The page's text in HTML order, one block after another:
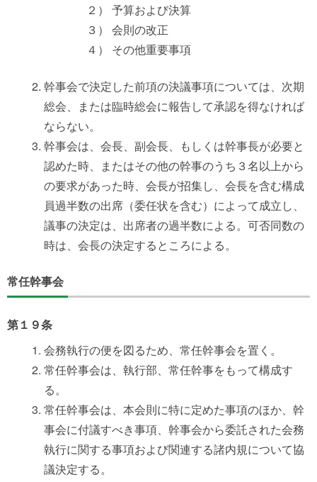
２） 予算および決算
３） 会則の改正
４） その他重要事項
幹事会で決定した前項の決議事項については、次期
総会、または臨時総会に報告して承認を得なければ
ならない。
幹事会は、会長、副会長、もしくは幹事長が必要と
認めた時、またはその他の幹事のうち３名以上から
の要求があった時、会長が招集し、会長を含む構成
員過半数の出席（委任状を含む）によって成立し、
議事の決定は、出席者の過半数による。可否同数の
時は、会長の決定するところによる。
常任幹事会
第１９条
会務執行の便を図るため、常任幹事会を置く。
常任幹事会は、執行部、常任幹事をもって構成す
る。
常任幹事会は、本会則に特に定めた事項のほか、幹
事会に付議すべき事項、幹事会から委託された会務
執行に関する事項および関連する諸内規について協
議決定する。